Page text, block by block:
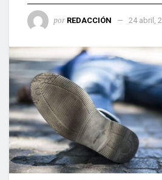
por REDACCIÓN 24 abril,